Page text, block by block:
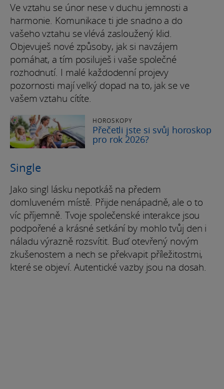
Ve vztahu se únor nese v duchu jemnosti a
harmonie. Komunikace ti jde snadno a do
vašeho vztahu se vlévá zasloužený klid.
Objevuješ nové způsoby, jak si navzájem
pomáhat, a tím posiluješ i vaše společné
rozhodnutí. I malé každodenní projevy
pozornosti mají velký dopad na to, jak se ve
vašem vztahu cítíte.
HOROSKOPY
Přečetli jste si svůj horoskop
pro rok 2026?
Single
Jako singl lásku nepotkáš na předem
domluveném místě. Přijde nenápadně, ale o to
víc příjemně. Tvoje společenské interakce jsou
podpořené a krásné setkání by mohlo tvůj den i
náladu výrazně rozsvítit. Buď otevřený novým
zkušenostem a nech se překvapit příležitostmi,
které se objeví. Autentické vazby jsou na dosah.